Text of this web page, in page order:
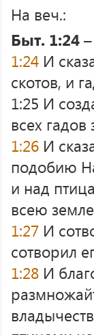
На веч.:
Быт. 1:24
1:24 И
скотов, и
1:25 И
всех
1:26 И
подобию
и над
всею
1:27 И
сотворил
1:28 И